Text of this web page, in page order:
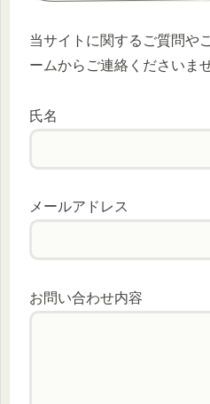
当サイトに関するご質問や
ームからご連絡くださいませ
氏名
メールアドレス
お問い合わせ内容